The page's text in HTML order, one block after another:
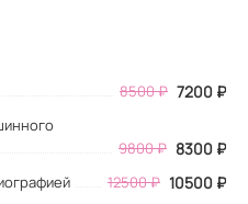
8500₽ 7200 ₽
9800 ₽ 8300 ₽
12500 ₽ 10500 ₽